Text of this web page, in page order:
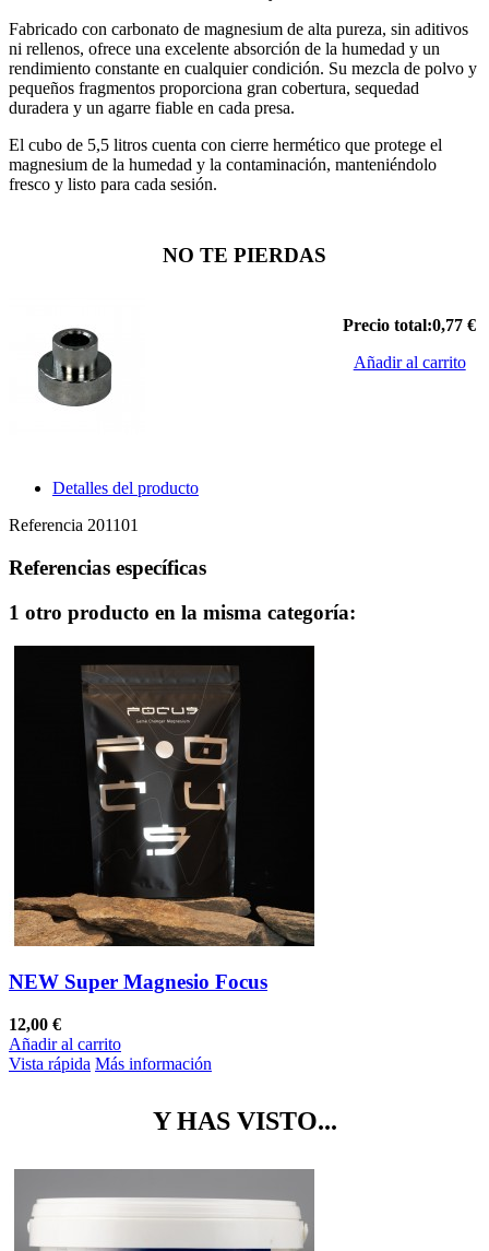
Fabricado con carbonato de magnesium de alta pureza, sin aditivos
ni rellenos, ofrece una excelente absorción de la humedad y un
rendimiento constante en cualquier condición. Su mezcla de polvo y
pequeños fragmentos proporciona gran cobertura, sequedad
duradera y un agarre fiable en cada presa.
El cubo de 5,5 litros cuenta con cierre hermético que protege el
magnesium de la humedad y la contaminación, manteniéndolo
fresco y listo para cada sesión.
NO TE PIERDAS
Precio total:0,77 €
Añadir al carrito
Detalles del producto
Referencia 201101
Referencias específicas
1 otro producto en la misma categoría:
NEW Super Magnesio Focus
12,00 €
Añadir al carrito
Vista rápida Más información
Y HAS VISTO...